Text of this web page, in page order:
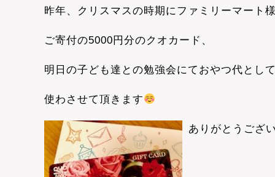
昨年、クリスマスの時期にファミリーマート
ご寄付の5000円分のクオカード、
明日の子ども達との勉強会にておやつ代とし
使わさせて頂きます
ありがとうござ